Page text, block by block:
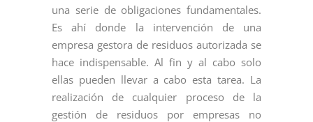
una serie de obligaciones fundamentales.
Es ahí donde la intervención de una
empresa gestora de residuos autorizada se
hace indispensable. Al fin y al cabo solo
ellas pueden llevar a cabo esta tarea. La
realización de cualquier proceso de la
gestión de residuos por empresas no